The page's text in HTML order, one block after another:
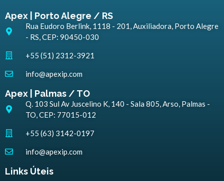
Apex | Porto Alegre / RS
Rua Eudoro Berlink, 1118 - 201, Auxiliadora, Porto Alegre
- RS, CEP: 90450-030
+55 (51) 2312-3921
info@apexip.com
Apex | Palmas / TO
Q. 103 Sul Av Juscelino K, 140 - Sala 805, Arso, Palmas -
TO, CEP: 77015-012
+55 (63) 3142-0197
info@apexip.com
Links Úteis